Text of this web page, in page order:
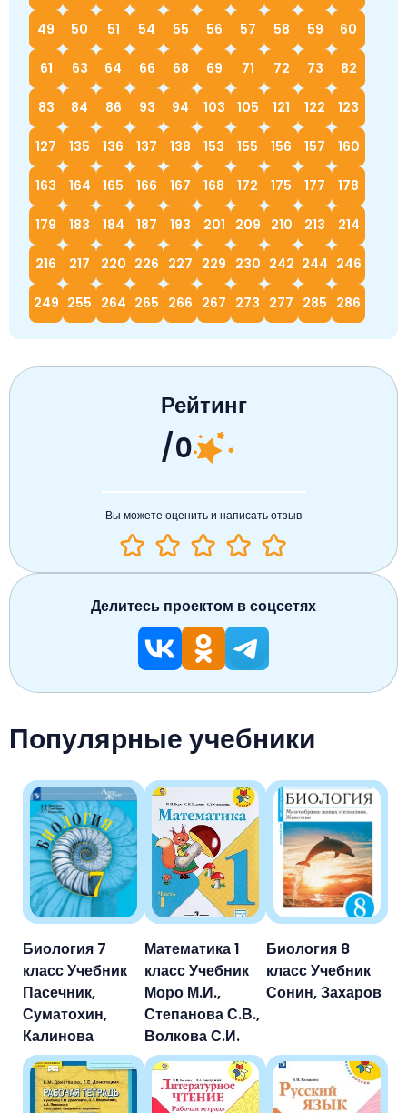
49 50 51 54 55 56 57 58 59 60
61 63 64 66 68 69 71 72 73 82
83 84 86 93 94 103 105 121 122 123
127 135 136 137 138 153 155 156 157 160
163 164 165 166 167 168 172 175 177 178
179 183 184 187 193 201 209 210 213 214
216 217 220 226 227 229 230 242 244 246
249 255 264 265 266 267 273 277 285 286
Популярные учебники
Биология 7
класс Учебник
Пасечник,
Суматохин,
Калинова
Математика 1
класс Учебник
Моро М.И.,
Степанова С.В.,
Волкова С.И.
Биология 8
класс Учебник
Сонин, Захаров
Рейтинг
/0
Вы можете оценить и написать отзыв
Делитесь проектом в соцсетях